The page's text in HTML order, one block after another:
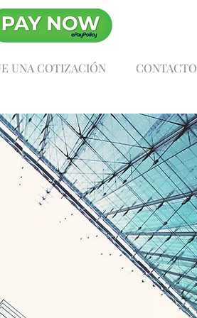
UNA COTIZACIÓN CONTACTO